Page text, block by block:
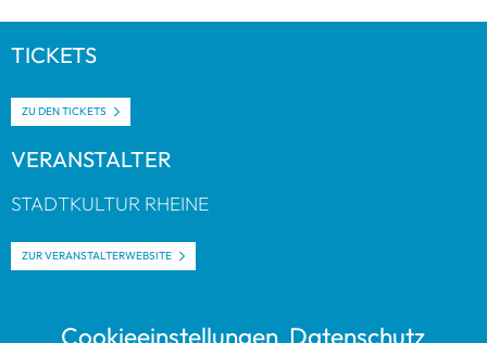
TICKETS
ZU DEN TICKETS
VER­AN­STAL­TER
STADT­KUL­TUR RHEINE
ZUR VER­AN­STAL­TER­WEB­SITE
Coo­kie­ein­stel­lun­gen Daten­schutz